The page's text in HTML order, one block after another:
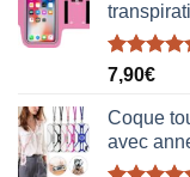
Note5.00
7,90€
Coque
avec